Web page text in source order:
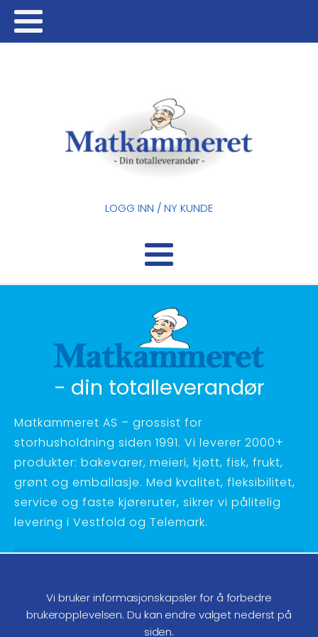
LOGG INN / NY KUNDE
- din totalleverandør
Matkammeret AS – grossist for
storhusholdning siden 1991. Vi leverer 2000+
produkter: bakevarer, meieri, kjøtt, fisk, frukt,
grønt og emballasje. Med kvalitet, fleksibilitet,
service og faste kjøreruter, sikrer vi pålitelig
levering i Vestfold og Telemark.
Telefon:
35 58 48 70
ordre@matkammeret.no
Vi bruker informasjonskapsler for å forbedre
brukeropplevelsen. Du kan endre valget nederst på
siden.